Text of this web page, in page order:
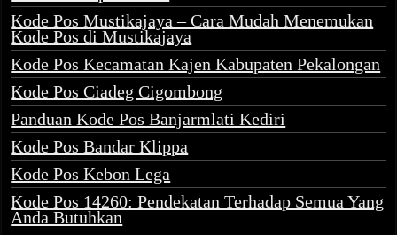
Kode Pos Mustikajaya – Cara Mudah Menemukan
Kode Pos di Mustikajaya
Kode Pos Kecamatan Kajen Kabupaten Pekalongan
Kode Pos Ciadeg Cigombong
Panduan Kode Pos Banjarmlati Kediri
Kode Pos Bandar Klippa
Kode Pos Kebon Lega
Kode Pos 14260: Pendekatan Terhadap Semua Yang
Anda Butuhkan